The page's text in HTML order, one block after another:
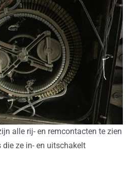
alle rij- en remcontacten te zien
die ze in- en uitschakelt